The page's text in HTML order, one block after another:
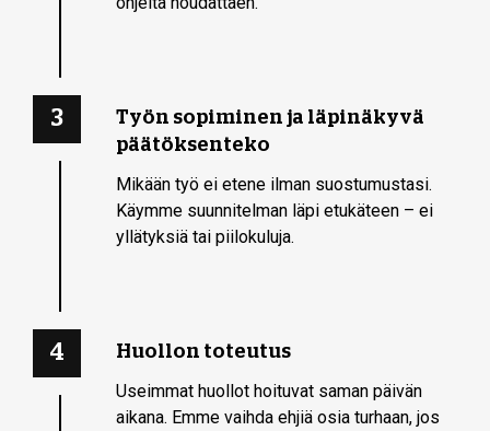
3
Työn sopiminen ja läpinäkyvä
päätöksenteko
Mikään työ ei etene ilman suostumustasi.
Käymme suunnitelman läpi etukäteen – ei
yllätyksiä tai piilokuluja.
4 Huollon toteutus
Useimmat huollot hoituvat saman päivän
aikana. Emme vaihda ehjiä osia turhaan, jos